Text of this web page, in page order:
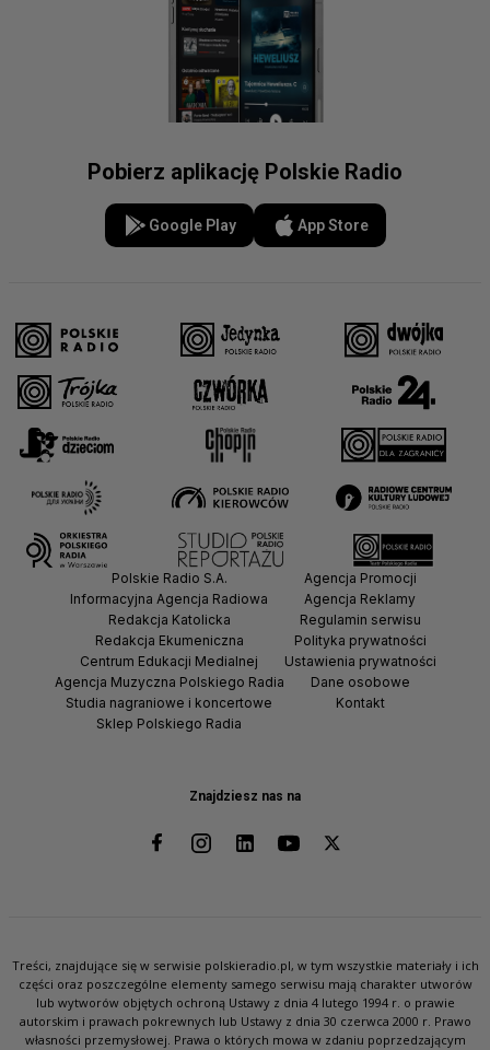
Pobierz aplikację Polskie Radio
Google Play App Store
Znajdziesz nas na
Polskie Radio S.A.
Informacyjna Agencja Radiowa
Redakcja Katolicka
Redakcja Ekumeniczna
Centrum Edukacji Medialnej
Agencja Muzyczna Polskiego Radia
Studia nagraniowe i koncertowe
Sklep Polskiego Radia
Agencja Promocji
Agencja Reklamy
Regulamin serwisu
Polityka prywatności
Ustawienia prywatności
Dane osobowe
Kontakt
Treści, znajdujące się w serwisie polskieradio.pl, w tym wszystkie materiały i ich
części oraz poszczególne elementy samego serwisu mają charakter utworów
lub wytworów objętych ochroną Ustawy z dnia 4 lutego 1994 r. o prawie
autorskim i prawach pokrewnych lub Ustawy z dnia 30 czerwca 2000 r. Prawo
własności przemysłowej. Prawa o których mowa w zdaniu poprzedzającym